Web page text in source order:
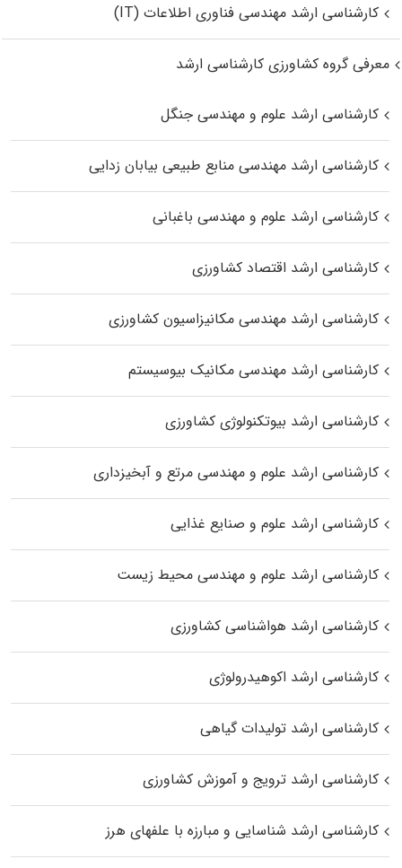
کارشناسی ارشد مهندسی فناوری اطلاعات (IT)
معرفی گروه کشاورزی کارشناسی ارشد
کارشناسی ارشد علوم و مهندسی جنگل
کارشناسی ارشد مهندسی منابع طبیعی بیابان زدایی
کارشناسی ارشد علوم و مهندسی باغبانی
کارشناسی ارشد اقتصاد کشاورزی
کارشناسی ارشد مهندسی مکانیزاسیون کشاورزی
کارشناسی ارشد مهندسی مکانیک بیوسیستم
کارشناسی ارشد بیوتکنولوژی کشاورزی
کارشناسی ارشد علوم و مهندسی مرتع و آبخیزداری
کارشناسی ارشد علوم و صنایع غذایی
کارشناسی ارشد علوم و مهندسی محیط زیست
کارشناسی ارشد هواشناسی کشاورزی
کارشناسی ارشد اکوهیدرولوژی
کارشناسی ارشد تولیدات گیاهی
کارشناسی ارشد ترویج و آموزش کشاورزی
کارشناسی ارشد شناسایی و مبارزه با علفهای هرز